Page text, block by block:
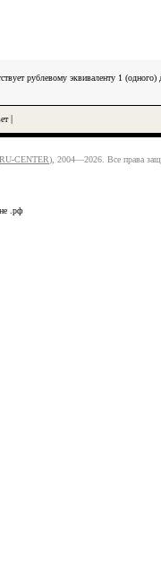
рублевому эквиваленту 1
|
RU-CENTER), 2004—2026. Все права
.рф